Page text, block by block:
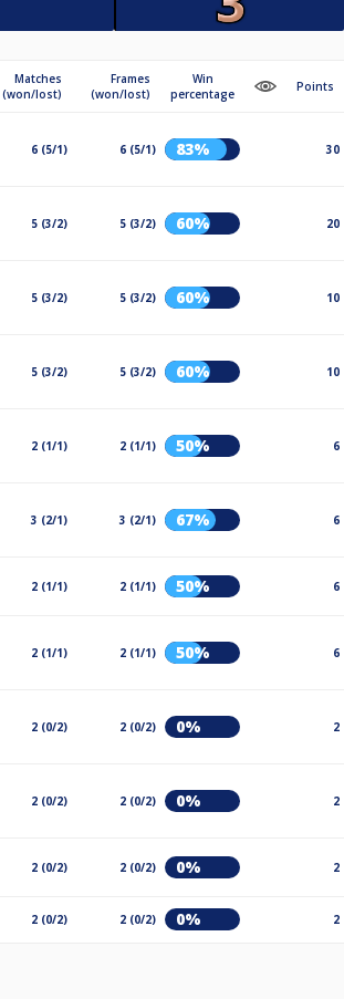
Matches
(won/lost)
Frames
(won/lost)
Win
percentage
Points
6 (5/1) 6 (5/1) 83% 30
5 (3/2) 5 (3/2) 60% 20
5 (3/2) 5 (3/2) 60% 10
5 (3/2) 5 (3/2) 60% 10
2 (1/1) 2 (1/1) 50% 6
3 (2/1) 3 (2/1) 67% 6
2 (1/1) 2 (1/1) 50% 6
2 (1/1) 2 (1/1) 50% 6
2 (0/2) 2 (0/2) 0% 2
2 (0/2) 2 (0/2) 0% 2
2 (0/2) 2 (0/2) 0% 2
2 (0/2) 2 (0/2) 0% 2